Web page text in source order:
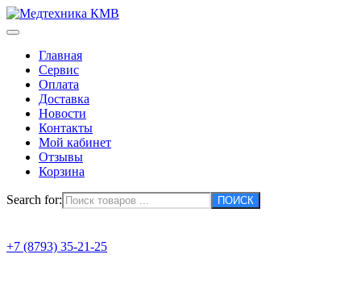
Главная
Сервис
Оплата
Доставка
Новости
Контакты
Мой кабинет
Отзывы
Корзина
Search for:
+7 (8793) 35-21-25